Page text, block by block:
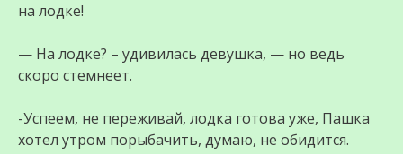
на лодке!
— На лодке? – удивилась девушка, — но ведь
скоро стемнеет.
-Успеем, не переживай, лодка готова уже, Пашка
хотел утром порыбачить, думаю, не обидится.